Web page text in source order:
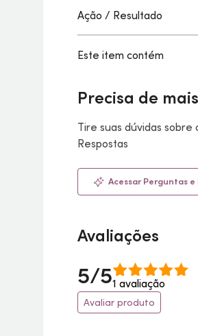
Ação / Resultado
Este item contém
Precisa de
Tire suas dúvidas
Respostas
Acessar Perguntas e
Avaliações
5/51 avaliação
Avaliar produto